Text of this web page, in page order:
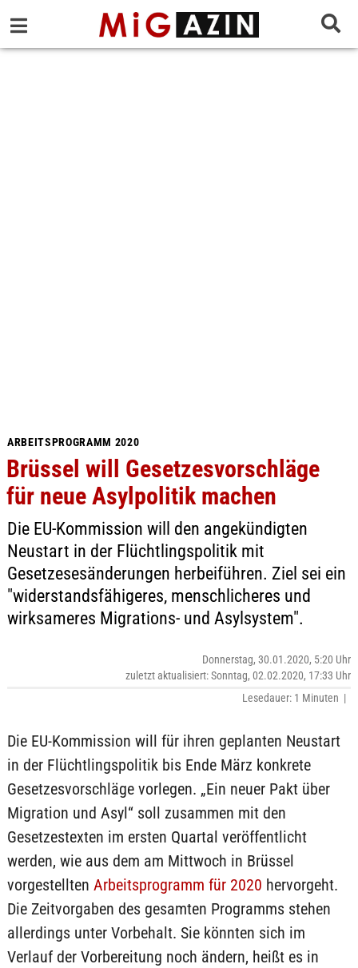
ARBEITSPROGRAMM 2020
Brüssel will Gesetzesvorschläge
für neue Asylpolitik machen
Die EU-Kommission will den angekündigten
Neustart in der Flüchtlingspolitik mit
Gesetzesesänderungen herbeiführen. Ziel sei ein
"widerstandsfähigeres, menschlicheres und
wirksameres Migrations- und Asylsystem".
Donnerstag, 30.01.2020, 5:20 Uhr
zuletzt aktualisiert: Sonntag, 02.02.2020, 17:33 Uhr
Lesedauer: 1 Minuten |
Die EU-Kommission will für ihren geplanten Neustart
in der Flüchtlingspolitik bis Ende März konkrete
Gesetzesvorschläge vorlegen. „Ein neuer Pakt über
Migration und Asyl“ soll zusammen mit den
Gesetzestexten im ersten Quartal veröffentlicht
werden, wie aus dem am Mittwoch in Brüssel
vorgestellten Arbeitsprogramm für 2020 hervorgeht.
Die Zeitvorgaben des gesamten Programms stehen
allerdings unter Vorbehalt. Sie könnten sich im
Verlauf der Vorbereitung noch ändern, heißt es in